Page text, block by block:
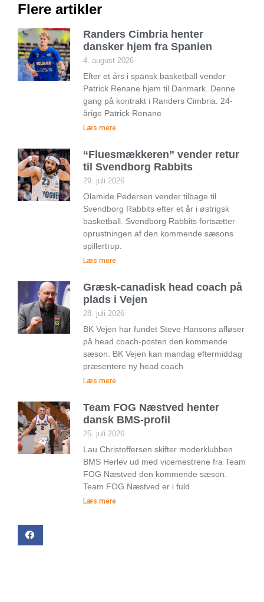
Flere artikler
Randers Cimbria henter
dansker hjem fra Spanien
4. august 2026
Efter et års i spansk basketball vender
Patrick Renane hjem til Danmark. Denne
gang på kontrakt i Randers Cimbria. 24-
årige Patrick Renane
Læs mere
“Fluesmækkeren” vender retur
til Svendborg Rabbits
29. juli 2026
Olamide Pedersen vender tilbage til
Svendborg Rabbits efter et år i østrigsk
basketball. Svendborg Rabbits fortsætter
oprustningen af den kommende sæsons
spillertrup.
Læs mere
Græsk-canadisk head coach på
plads i Vejen
28. juli 2026
BK Vejen har fundet Steve Hansons afløser
på head coach-posten den kommende
sæson. BK Vejen kan mandag eftermiddag
præsentere ny head coach
Læs mere
Team FOG Næstved henter
dansk BMS-profil
25. juli 2026
Lau Christoffersen skifter moderklubben
BMS Herlev ud med vicemestrene fra Team
FOG Næstved den kommende sæson.
Team FOG Næstved er i fuld
Læs mere